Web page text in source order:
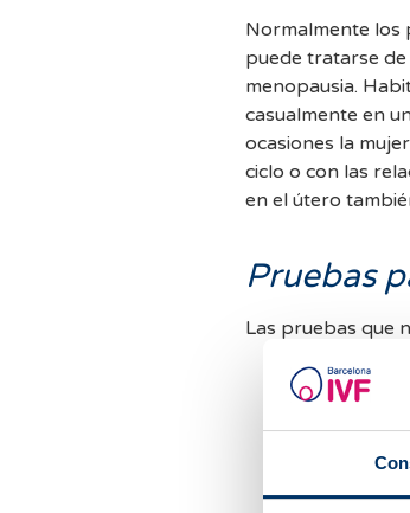
Normalmente los
puede tratarse de
menopausia. Habitualmente los pólipos no dan ninguna clínica y se diagnostican
casualmente en
ocasiones la
ciclo o con las
en el útero
Pruebas
Las pruebas que